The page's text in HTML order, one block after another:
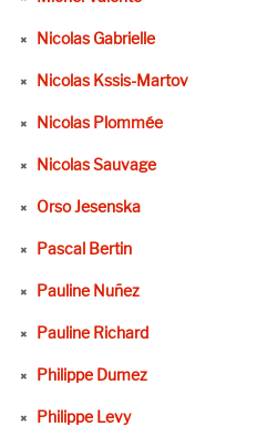
Nicolas Gabrielle
Nicolas Kssis-Martov
Nicolas Plommée
Nicolas Sauvage
Orso Jesenska
Pascal Bertin
Pauline Nuñez
Pauline Richard
Philippe Dumez
Philippe Levy